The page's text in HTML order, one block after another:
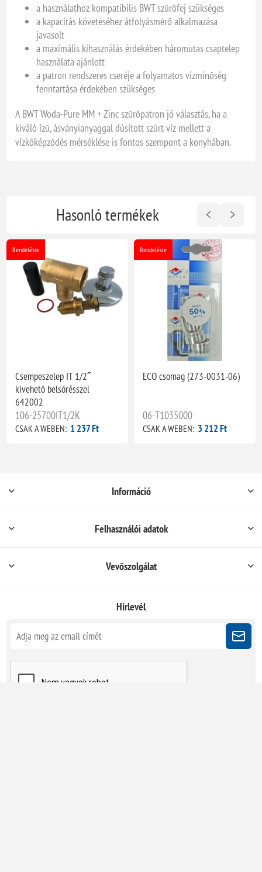
a használathoz kompatibilis BWT szűrőfej szükséges
a kapacitás követéséhez átfolyásmérő alkalmazása
javasolt
a maximális kihasználás érdekében háromutas csaptelep
használata ajánlott
a patron rendszeres cseréje a folyamatos vízminőség
fenntartása érdekében szükséges
A BWT Woda-Pure MM + Zinc szűrőpatron jó választás, ha a
kiváló ízű, ásványianyaggal dúsított szűrt víz mellett a
vízkőképződés mérséklése is fontos szempont a konyhában.
Hasonló termékek
Rendelésre
Csempeszelep IT 1/2˝
kivehető belsőrésszel
642002
106-25700IT1/2K
CSAK A WEBEN: 1 237 Ft
Rendelésre
ECO csomag (273-0031-06)
06-T1035000
CSAK A WEBEN: 3 212 Ft
Információ
Felhasználói adatok
Vevőszolgálat
Hírlevél